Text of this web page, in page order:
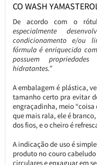
CO WASH
De acordo com o
especialmente
condicionamento e/ou
fórmula é enriquecida
possuem
hidratantes.”
A embalagem é plástica,
tamanho certo pra evitar
engraçadinha, meio “coisa
que mais rala, ele é
dos fios, e o cheiro é
A indicação de uso é
produto no couro
circulares e enxaguar em